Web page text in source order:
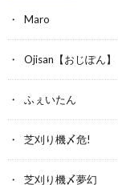
Maro
Ojisan【おじぽん】
ふぇいたん
芝刈り機〆危!
芝刈り機〆夢幻